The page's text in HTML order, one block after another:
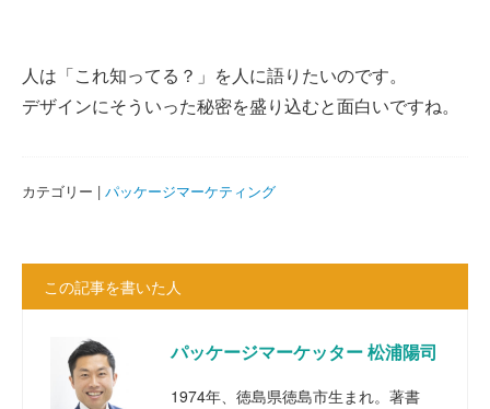
人は「これ知ってる？」を人に語りたいのです。
デザインにそういった秘密を盛り込むと面白いですね。
カテゴリー | パッケージマーケティング
この記事を書いた人
パッケージマーケッター 松浦陽司
1974年、徳島県徳島市生まれ。著書